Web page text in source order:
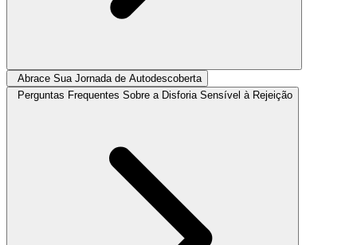
Abrace Sua Jornada de Autodescoberta
Perguntas Frequentes Sobre a Disforia Sensível à Rejeição